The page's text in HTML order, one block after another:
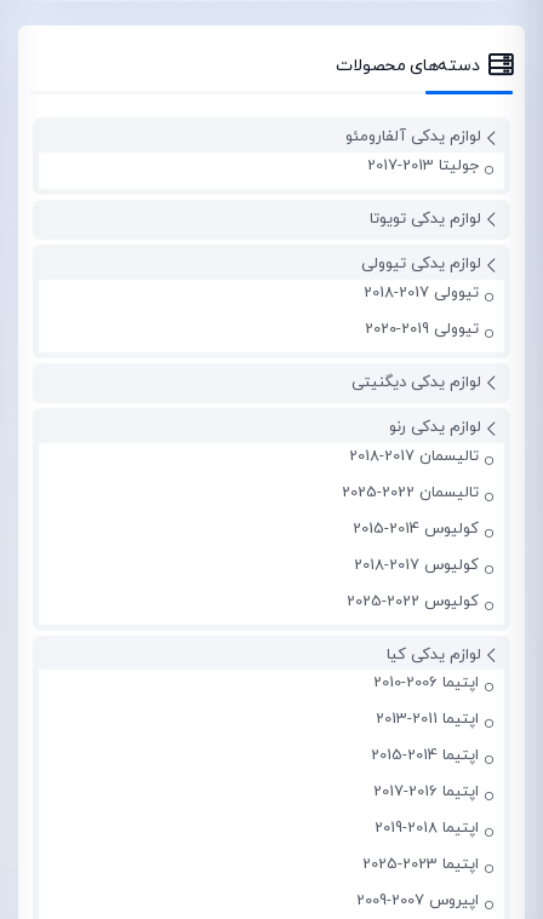
دسته‌های محصولات
لوازم یدکی آلفارومئو
جولیتا 2013-2017
لوازم یدکی تویوتا
لوازم یدکی تیوولی
تیوولی 2017-2018
تیوولی 2019-2020
لوازم یدکی دیگنیتی
لوازم یدکی رنو
تالیسمان 2017-2018
تالیسمان 2022-2025
کولیوس 2014-2015
کولیوس 2017-2018
کولیوس 2022-2025
لوازم یدکی کیا
اپتیما 2006-2010
اپتیما 2011-2013
اپتیما 2014-2015
اپتیما 2016-2017
اپتیما 2018-2019
اپتیما 2023-2025
اپیروس 2007-2009